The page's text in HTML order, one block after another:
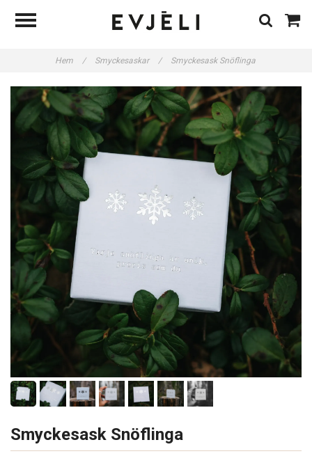
Hem / Smyckesaskar / Smyckesask Snöflinga
Smyckesask Snöflinga